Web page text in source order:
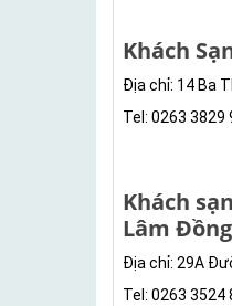
Khách
Địa chỉ: 14 Ba
Tel: 0263 3829
Khách
Lâm Đồng
Địa chỉ: 29A
Tel: 0263 3524